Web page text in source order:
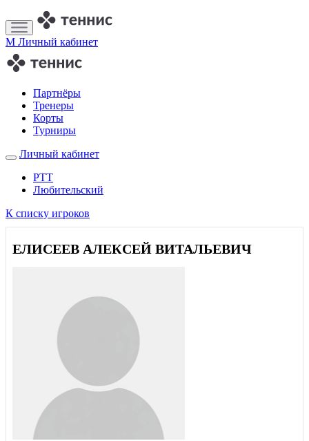
M Личный кабинет
Партнёры
Тренеры
Корты
Турниры
Личный кабинет
РТТ
Любительский
К списку игроков
ЕЛИСЕЕВ АЛЕКСЕЙ ВИТАЛЬЕВИЧ